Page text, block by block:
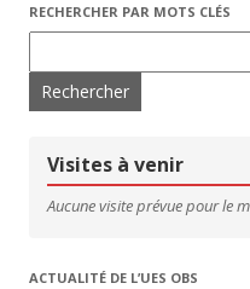
RECHERCHER PAR MOTS CLÉS
Visites à venir
Aucune visite prévue pour le
ACTUALITÉ DE L’UES OBS